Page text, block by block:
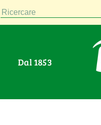
Ricercare
Dal 1853